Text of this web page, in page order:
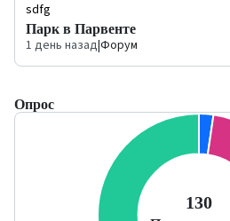
sdfg
Парк в Парвенте
1 день назад|Форум
Опрос